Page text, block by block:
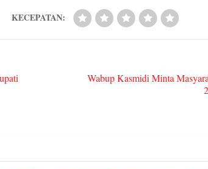
KECEPATAN:
Wabup Kasmidi Minta